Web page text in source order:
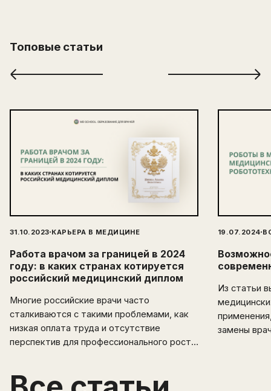
Топовые статьи
31.10.2023·КАРЬЕРА В МЕДИЦИНЕ
Работа врачом за границей в 2024
году: в каких странах котируется
российский медицинский диплом
Многие российские врачи часто
сталкиваются с такими проблемами, как
низкая оплата труда и отсутствие
перспектив для профессионального роста.
горизонты и возможности. В этой статье
19.07.2024·
Из статьи
замены